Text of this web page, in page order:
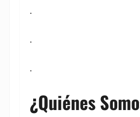
.
.
.
¿Quiénes